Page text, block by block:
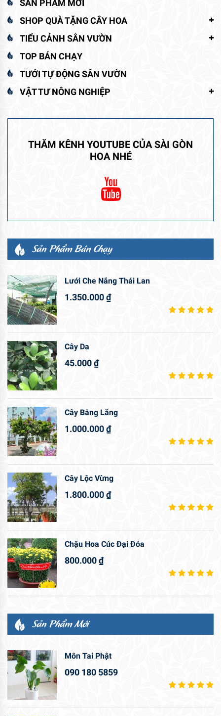
SẢN PHẨM MỚI
SHOP QUÀ TẶNG CÂY HOA
TIỂU CẢNH SÂN VƯỜN
TOP BÁN CHẠY
TƯỚI TỰ ĐỘNG SÂN VƯỜN
VẬT TƯ NÔNG NGHIỆP
THĂM KÊNH YOUTUBE CỦA SÀI GÒN
HOA NHÉ
Sản Phẩm Bán Chạy
Lưới Che Nắng Thái Lan
1.350.000₫
Cây Da
45.000₫
Cây Bằng Lăng
1.000.000₫
Cây Lộc Vừng
1.800.000₫
Chậu Hoa Cúc Đại Đóa
800.000₫
Sản Phẩm Mới
Môn Tai Phật
090 180 5859